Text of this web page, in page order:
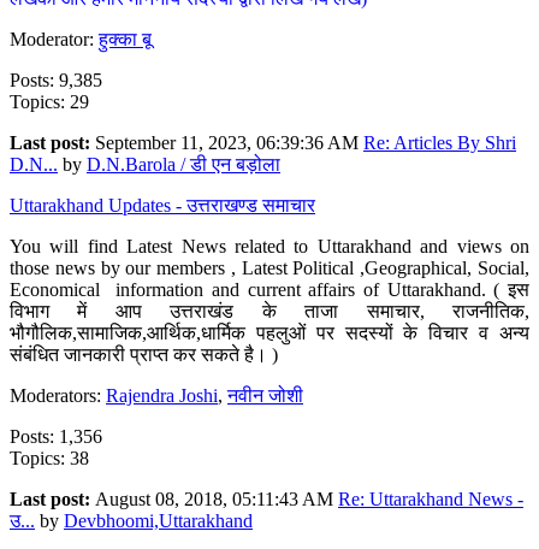
Moderator:हुक्का बू
Posts: 9,385
Topics: 29
Last post: September 11, 2023, 06:39:36 AM Re: Articles By Shri
D.N... by D.N.Barola / डी एन बड़ोला
Uttarakhand Updates - उत्तराखण्ड समाचार
You will find Latest News related to Uttarakhand and views on
those news by our members , Latest Political ,Geographical, Social,
Economical information and current affairs of Uttarakhand. ( इस
विभाग में आप उत्तराखंड के ताजा समाचार, राजनीतिक,
भौगौलिक,सामाजिक,आर्थिक,धार्मिक पहलुओं पर सदस्यों के विचार व अन्य
संबंधित जानकारी प्राप्त कर सकते है। )
Moderators: Rajendra Joshi,नवीन जोशी
Posts: 1,356
Topics: 38
Last post: August 08, 2018, 05:11:43 AM Re: Uttarakhand News -
उ... by Devbhoomi,Uttarakhand